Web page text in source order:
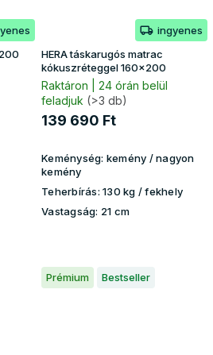
ingyenes
HERA táskarugós matrac
kókuszréteggel 160x200
Raktáron | 24 órán belül
feladjuk (>3 db)
139 690 Ft
Keménység: kemény / nagyon
kemény
Teherbírás: 130 kg​​​​ / fekhely
Vastagság: 21 cm
Prémium Bestseller